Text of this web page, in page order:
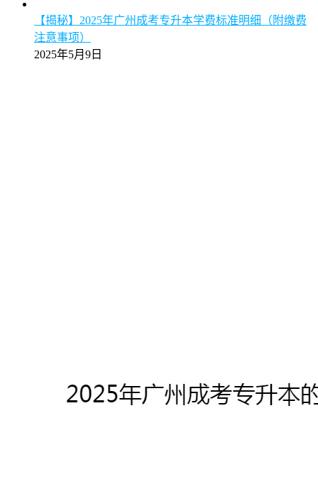
【揭秘】2025年广州成考专升本学费标准明细（附缴费
注意事项）
2025年5月9日